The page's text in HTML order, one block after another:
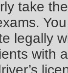
take
legally
with